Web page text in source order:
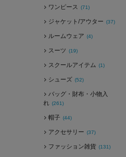
ワンピース (71)
ジャケット/アウター (37)
ルームウェア (4)
スーツ (19)
スクールアイテム (1)
シューズ (52)
バッグ・財布・小物入
れ (261)
帽子 (44)
アクセサリー (37)
ファッション雑貨 (131)